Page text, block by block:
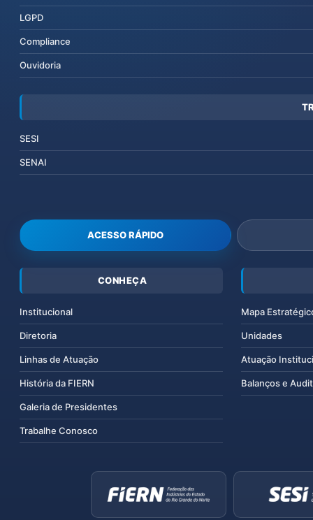
LGPD
Compliance
Ouvidoria
SESI
SENAI
ACESSO RÁPIDO
CONHEÇA
Institucional
Diretoria
Linhas de Atuação
História da FIERN
Galeria de Presidentes
Trabalhe Conosco
Mapa
Unidades
Atuação
Balanços e